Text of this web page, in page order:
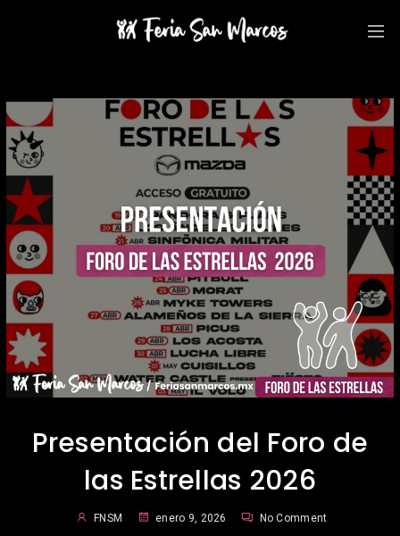
Presentación del Foro de
las Estrellas 2026
FNSM enero 9, 2026 No Comment